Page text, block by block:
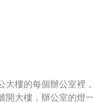
大樓的每個辦公室裡
開大樓，辦公室的燈